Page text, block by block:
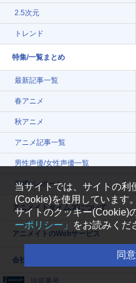
2.5次元
トレンド
特集/一覧まとめ
最新記事一覧
春アニメ
秋アニメ
アニメ記事一覧
男性声優/女性声優一覧
声優×レポート
アニメイトタイムズについて
アニメイトのWebサービス
会社案内
当サイトでは、サイトの利
(Cookie)を使用しています。
サイトのクッキー(Cookie)
ーポリシー」
をお読みくだ
同